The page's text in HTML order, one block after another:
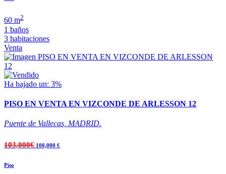
60 m2
1 baños
3 habitaciones
Venta
Ha bajado un: 3%
PISO EN VENTA EN VIZCONDE DE ARLESSON 12
Puente de Vallecas, MADRID.
103,000€ 100,000 €
Piso